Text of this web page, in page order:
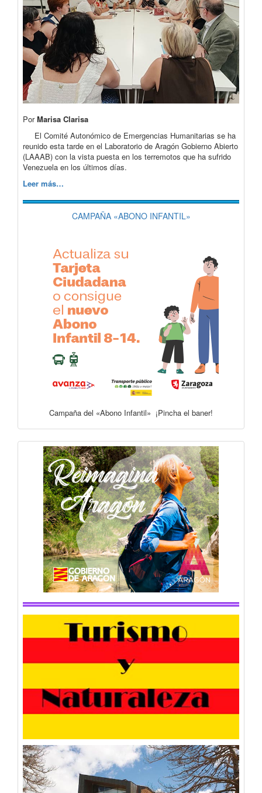
PorMarisa Clarisa
El Comité Autonómico de Emergencias Humanitarias se ha
reunido esta tarde en el Laboratorio de Aragón Gobierno Abierto
(LAAAB) con la vista puesta en los terremotos que ha sufrido
Venezuela en los últimos días.
Leer más…
CAMPAÑA «ABONO INFANTIL»
Campaña del «Abono Infantil» ¡Pincha el baner!